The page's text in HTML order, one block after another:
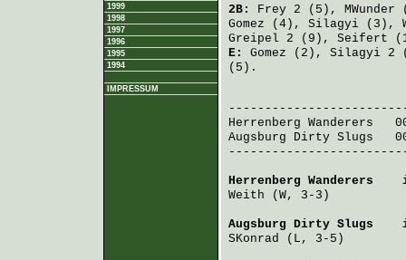
1999
1998
1997
1996
1995
1994
IMPRESSUM
2B: Frey 2 (5), MWunder
Gomez (4), Silagyi (3),
Greipel 2 (9), Seifert
E: Gomez (2), Silagyi 2
(5).
Herrenberg Wanderers
Augsburg Dirty Slugs
Herrenberg Wanderers
Weith (W, 3-3)
Augsburg Dirty Slugs
SKonrad (L, 3-5)